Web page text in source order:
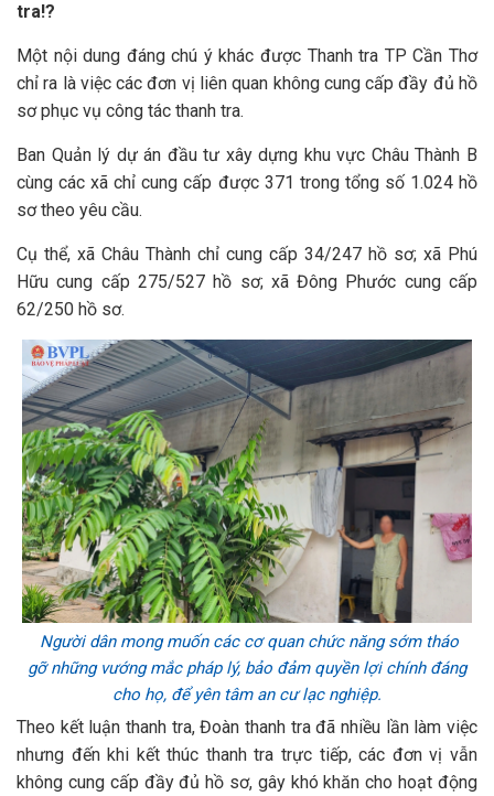
tra!?
Một nội dung đáng chú ý khác được Thanh tra TP Cần Thơ
chỉ ra là việc các đơn vị liên quan không cung cấp đầy đủ hồ
sơ phục vụ công tác thanh tra.
Ban Quản lý dự án đầu tư xây dựng khu vực Châu Thành B
cùng các xã chỉ cung cấp được 371 trong tổng số 1.024 hồ
sơ theo yêu cầu.
Cụ thể, xã Châu Thành chỉ cung cấp 34/247 hồ sơ; xã Phú
Hữu cung cấp 275/527 hồ sơ; xã Đông Phước cung cấp
62/250 hồ sơ.
Người dân mong muốn các cơ quan chức năng sớm tháo
gỡ những vướng mắc pháp lý, bảo đảm quyền lợi chính đáng
cho họ, để yên tâm an cư lạc nghiệp.
Theo kết luận thanh tra, Đoàn thanh tra đã nhiều lần làm việc
nhưng đến khi kết thúc thanh tra trực tiếp, các đơn vị vẫn
không cung cấp đầy đủ hồ sơ, gây khó khăn cho hoạt động